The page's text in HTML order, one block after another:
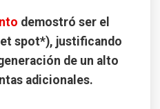
demostró ser el
spot*), justificando
de un alto
adicionales.